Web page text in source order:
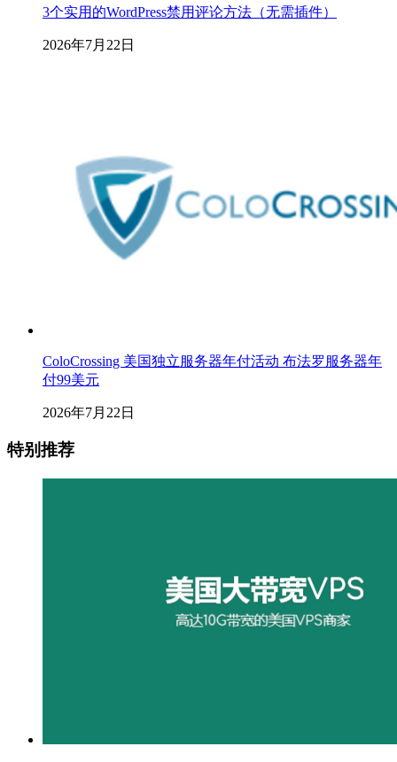
3个实用的WordPress禁用评论方法（无需插件）
2026年7月22日
ColoCrossing 美国独立服务器年付活动 布法罗服务器年
付99美元
2026年7月22日
特别推荐